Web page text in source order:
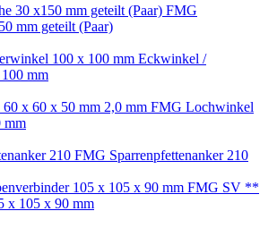
FMG
mm geteilt (Paar)
Eckwinkel /
mm
FMG Lochwinkel
mm
FMG Sparrenpfettenanker 210
FMG SV **
x 105 x 90 mm